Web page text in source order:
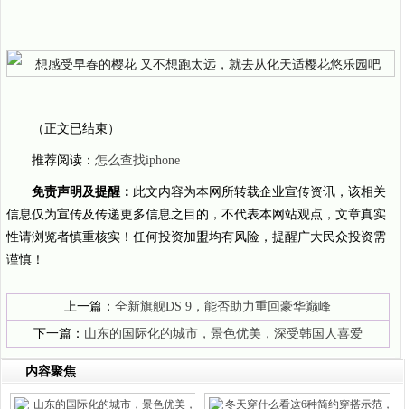
（正文已结束）
推荐阅读： 怎么查找iphone
免责声明及提醒： 此文内容为本网所转载企业宣传资讯，该相关
信息仅为宣传及传递更多信息之目的，不代表本网站观点，文章真实
性请浏览者慎重核实！任何投资加盟均有风险，提醒广大民众投资需
谨慎！
上一篇：全新旗舰DS 9，能否助力重回豪华巅峰
下一篇： 山东的国际化的城市，景色优美，深受韩国人喜爱
内容聚焦